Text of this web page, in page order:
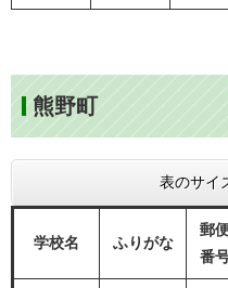
熊野町
表のサイ
学校名 ふりがな
郵
番